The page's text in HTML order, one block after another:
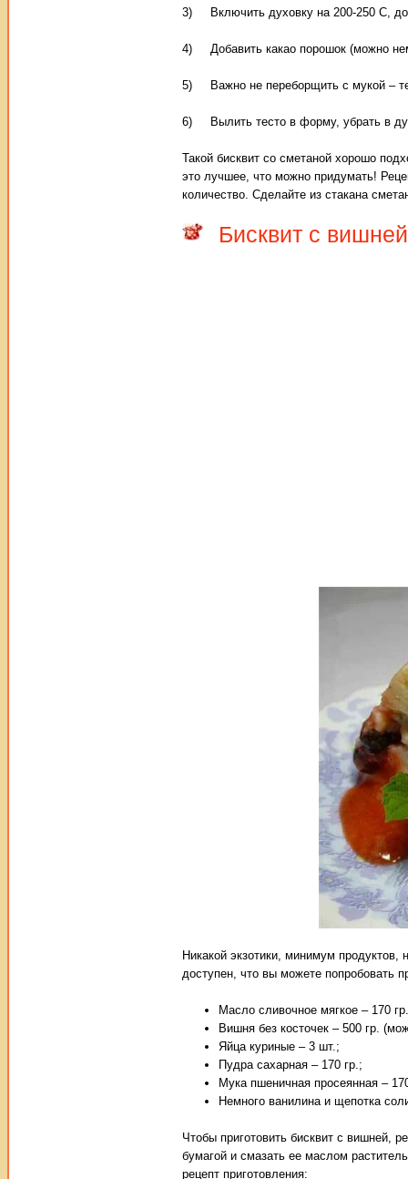
3) Включить духовку на 200-250 С,
4) Добавить какао порошок (можно
5) Важно не переборщить с мукой –
6) Вылить тесто в форму, убрать в
Такой бисквит со сметаной хорошо
это лучшее, что можно придумать!
количество. Сделайте из стакана
Бисквит с вишней
Никакой экзотики, минимум
доступен, что вы можете попробовать
Масло сливочное мягкое – 170
Вишня без косточек – 500 гр.
Яйца куриные – 3 шт.;
Пудра сахарная – 170 гр.;
Мука пшеничная просеянная –
Немного ванилина и щепотка
Чтобы приготовить бисквит с вишней,
бумагой и смазать ее маслом
рецепт приготовления: